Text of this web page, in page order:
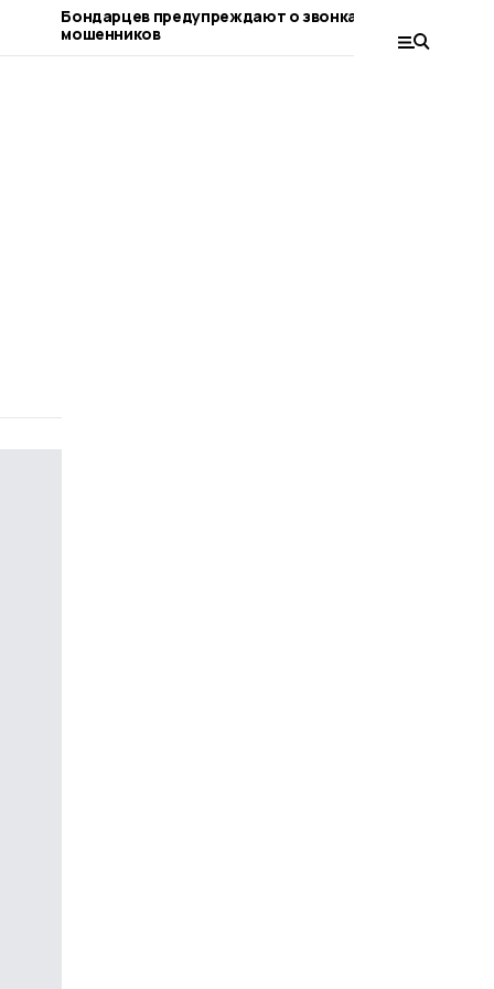
Бондарцев предупреждают о звонках от
мошенников
имеют